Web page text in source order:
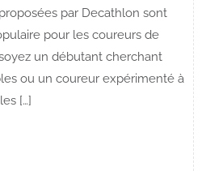
par Decathlon sont
pour les coureurs de
un débutant cherchant
ou un coureur expérimenté à
[…]